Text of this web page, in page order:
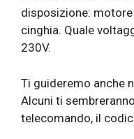
disposizione:
cinghia. Quale
230V.
Ti guideremo anche
Alcuni ti
telecomando, il